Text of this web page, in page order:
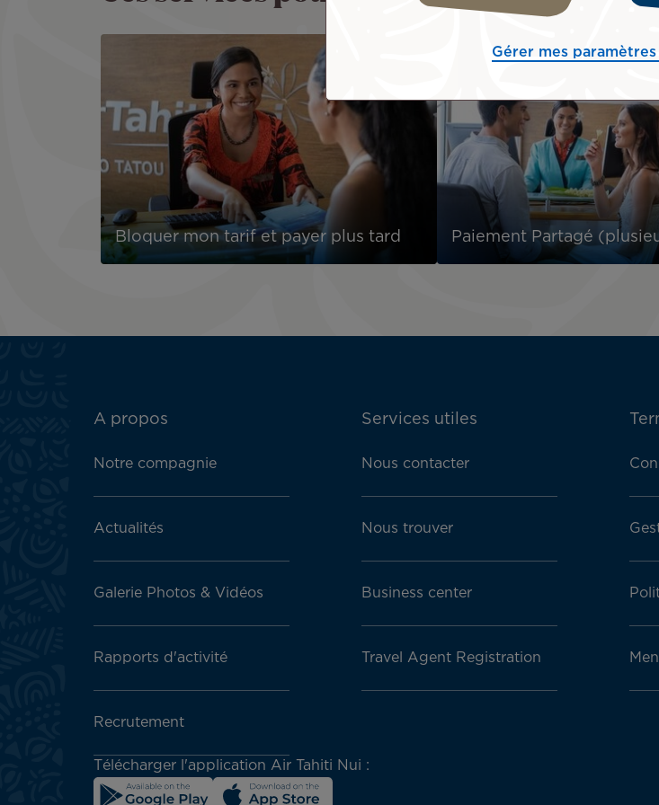
Bloquer mon tarif et payer plus tard Paiement Partagé
ATN:
menu
A propos
Notre compagnie
Actualités
Galerie Photos & Vidéos
Rapports d'activité
Recrutement
Services utiles
Nous contacter
Nous trouver
Business center
Travel Agent Registration
Télécharger l'application Air Tahiti Nui :
Gérer mes